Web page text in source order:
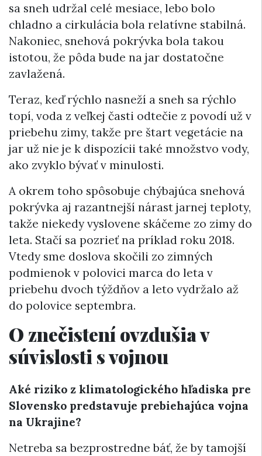
sa sneh udržal celé mesiace, lebo bolo
chladno a cirkulácia bola relatívne stabilná.
Nakoniec, snehová pokrývka bola takou
istotou, že pôda bude na jar dostatočne
zavlažená.
Teraz, keď rýchlo nasneží a sneh sa rýchlo
topí, voda z veľkej časti odtečie z povodí už v
priebehu zimy, takže pre štart vegetácie na
jar už nie je k dispozícii také množstvo vody,
ako zvyklo bývať v minulosti.
A okrem toho spôsobuje chýbajúca snehová
pokrývka aj razantnejší nárast jarnej teploty,
takže niekedy vyslovene skáčeme zo zimy do
leta. Stačí sa pozrieť na príklad roku 2018.
Vtedy sme doslova skočili zo zimných
podmienok v polovici marca do leta v
priebehu dvoch týždňov a leto vydržalo až
do polovice septembra.
O znečistení ovzdušia v
súvislosti s vojnou
Aké riziko z klimatologického hľadiska pre
Slovensko predstavuje prebiehajúca vojna
na Ukrajine?
Netreba sa bezprostredne báť, že by tamojší